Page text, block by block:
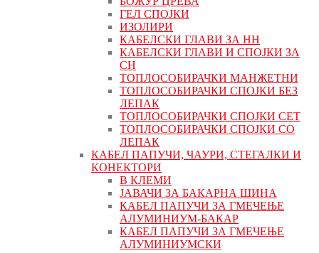
ГЕЛ СПОЈКИ
ИЗОЛИРИ
КАБЕЛСКИ ГЛАВИ ЗА НН
КАБЕЛСКИ ГЛАВИ И СПОЈКИ ЗА
СН
ТОПЛОСОБИРАЧКИ МАНЖЕТНИ
ТОПЛОСОБИРАЧКИ СПОЈКИ БЕЗ
ЛЕПАК
ТОПЛОСОБИРАЧКИ СПОЈКИ СЕТ
ТОПЛОСОБИРАЧКИ СПОЈКИ СО
ЛЕПАК
КАБЕЛ ПАПУЧИ, ЧАУРИ, СТЕГАЛКИ И
КОНЕКТОРИ
В КЛЕМИ
ЈАВАЧИ ЗА БАКАРНА ШИНА
КАБЕЛ ПАПУЧИ ЗА ГМЕЧЕЊЕ
АЛУМИНИУМ-БАКАР
КАБЕЛ ПАПУЧИ ЗА ГМЕЧЕЊЕ
АЛУМИНИУМСКИ